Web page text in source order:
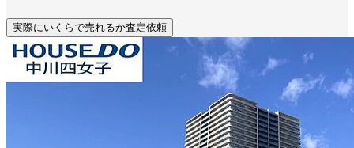
実際にいくらで売れるか査定依頼